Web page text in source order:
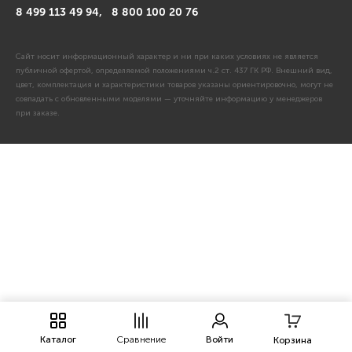
Каталог Сравнение Войти Корзина
8 499 113 49 94, 8 800 100 20 76
Сайт носит информационный характер и ни при каких условиях не является
публичной офертой, определяемой положениями ч.2 ст. 437 ГК РФ. Внешний вид,
цвет, комплектация и характеристики товаров указаны ориентировочно, могут не
совпадать с обновленными моделями — уточняйте информацию у менеджеров
при заказе.